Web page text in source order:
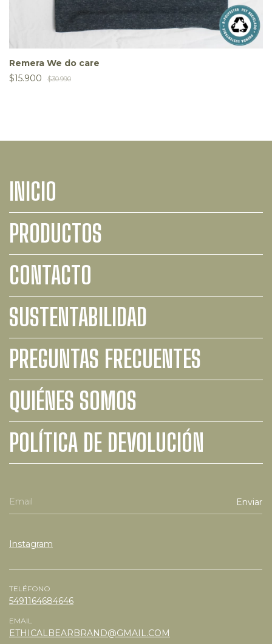
Remera We do care
$15.900
$30.990
INICIO
PRODUCTOS
CONTACTO
SUSTENTABILIDAD
PREGUNTAS FRECUENTES
QUIÉNES SOMOS
POLÍTICA DE DEVOLUCIÓN
Instagram
TELÉFONO
5491164684646
EMAIL
ETHICALBEARBRAND@GMAIL.COM